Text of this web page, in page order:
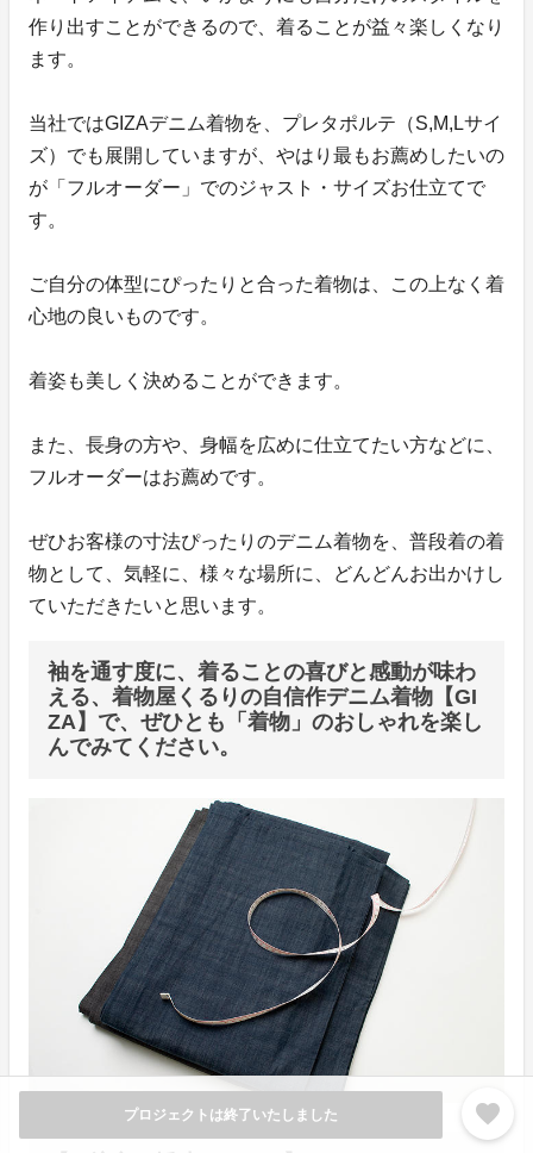
プロジェクトは終了いたしました favorite
作り出すことができるので、着ることが益々楽しくなり
ます。
当社ではGIZAデニム着物を、プレタポルテ（S,M,Lサイ
ズ）でも展開していますが、やはり最もお薦めしたいの
が「フルオーダー」でのジャスト・サイズお仕立てで
す。
ご自分の体型にぴったりと合った着物は、この上なく着
心地の良いものです。
着姿も美しく決めることができます。
また、長身の方や、身幅を広めに仕立てたい方などに、
フルオーダーはお薦めです。
ぜひお客様の寸法ぴったりのデニム着物を、普段着の着
物として、気軽に、様々な場所に、どんどんお出かけし
ていただきたいと思います。
袖を通す度に、着ることの喜びと感動が味わ
える、着物屋くるりの自信作デニム着物【GI
ZA】で、ぜひとも「着物」のおしゃれを楽し
んでみてください。